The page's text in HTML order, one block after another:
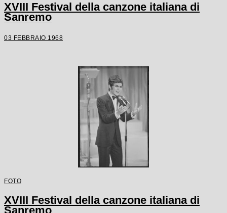
XVIII Festival della canzone italiana di
Sanremo
03 FEBBRAIO 1968
FOTO
XVIII Festival della canzone italiana di
Sanremo